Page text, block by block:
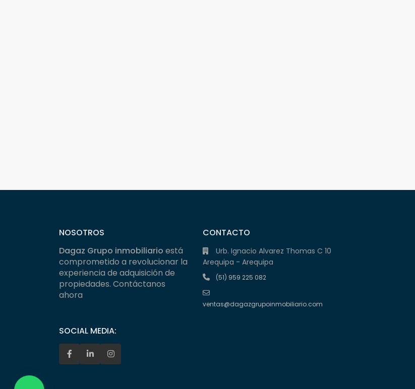
NOSOTROS
Dagaz Grupo inmobiliario está
comprometido a revolucionar la
experiencia de adquisición de
propiedades. Contáctanos
ahora
SOCIAL MEDIA:
CONTACTO
Urb. Ignacio Alvarez Thomas C 10
Arequipa - Arequipa
(51) 959 225 082
ventas@dagazgrupoinmobiliario.com